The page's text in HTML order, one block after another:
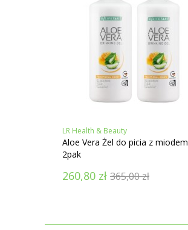
LR Health & Beauty
Aloe Vera Żel do picia z miodem
2pak
260,80 zł 365,00zł